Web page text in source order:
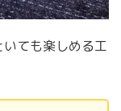
ても楽しめる工